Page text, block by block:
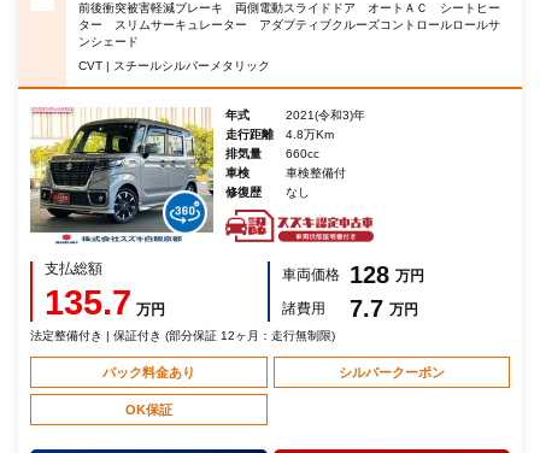
前後衝突被害軽減ブレーキ 両側電動スライドドア オートＡＣ シートヒー
ター スリムサーキュレーター アダプティブクルーズコントロールロールサ
ンシェード
CVT | スチールシルバーメタリック
年式
2021(令和3)年
走行距離
4.8万Km
排気量
660cc
車検
車検整備付
修復歴
なし
支払総額
135.7 万円
車両価格 128 万円
諸費用
7.7 万円
法定整備付き | 保証付き (部分保証 12ヶ月：走行無制限)
パック料金あり シルバークーポン
OK保証